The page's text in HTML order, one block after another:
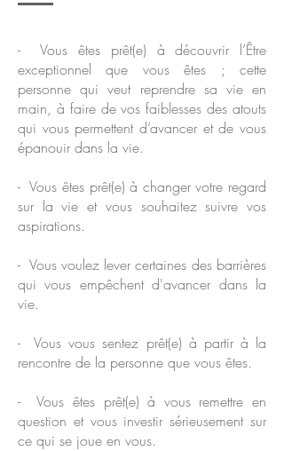
- Vous êtes prêt(e) à découvrir l’Être
exceptionnel que vous êtes ; cette
personne qui veut reprendre sa vie en
main, à faire de vos faiblesses des atouts
qui vous permettent d’avancer et de vous
épanouir dans la vie.
- Vous êtes prêt(e) à changer votre regard
sur la vie et vous souhaitez suivre vos
aspirations.
- Vous voulez lever certaines des barrières
qui vous empêchent d'avancer dans la
vie.
- Vous vous sentez prêt(e) à partir à la
rencontre de la personne que vous êtes.
- Vous êtes prêt(e) à vous remettre en
question et vous investir sérieusement sur
ce qui se joue en vous.